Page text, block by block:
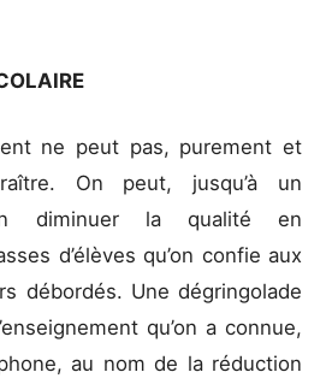
ne peut pas, purement et
On peut, jusqu’à un
diminuer la qualité en
d’élèves qu’on confie aux
débordés. Une dégringolade
qu’on a connue,
au nom de la réduction